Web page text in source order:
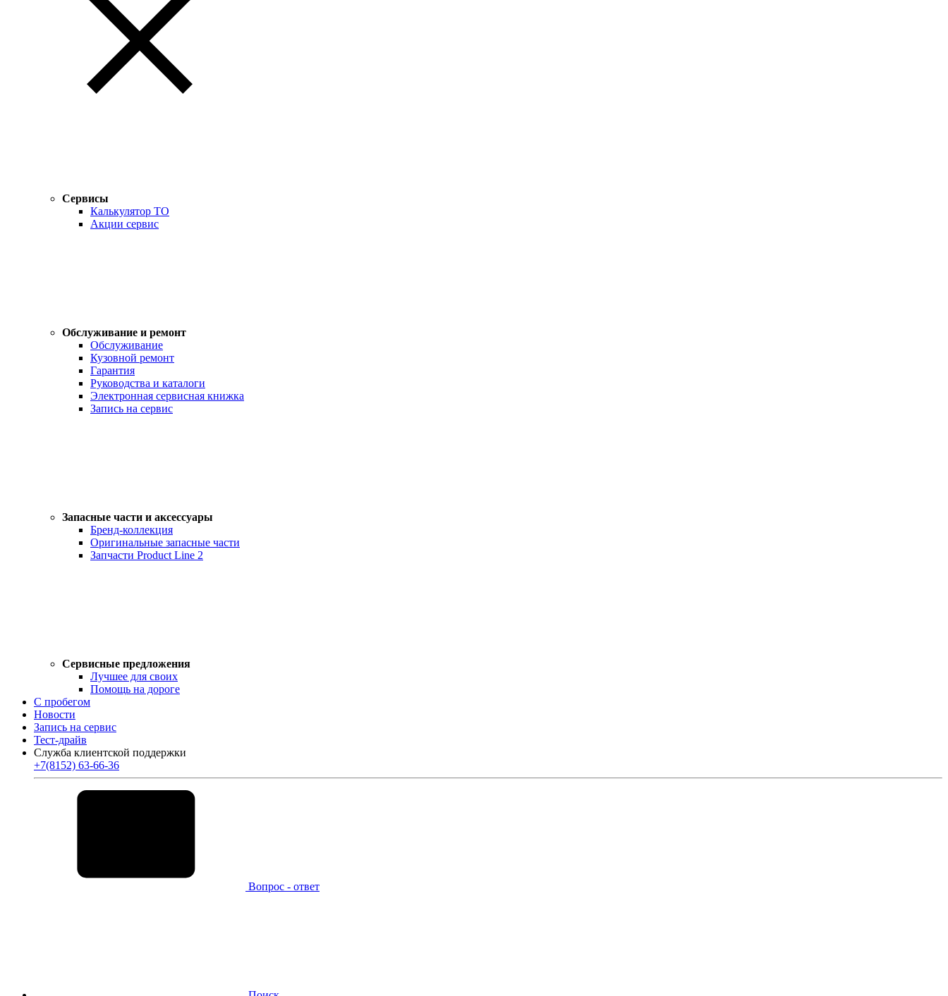
Сервисы
Калькулятор ТО
Акции сервис
Обслуживание и ремонт
Обслуживание
Кузовной ремонт
Гарантия
Руководства и каталоги
Электронная сервисная книжка
Запись на сервис
Запасные части и аксессуары
Бренд-коллекция
Оригинальные запасные части
Запчасти Product Line 2
Сервисные предложения
Лучшее для своих
Помощь на дороге
С пробегом
Новости
Запись на сервис
Тест-драйв
Служба клиентской поддержки
+7(8152) 63-66-36
Вопрос - ответ